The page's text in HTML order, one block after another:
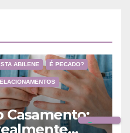
ABILENE É PECADO?
Casamento: